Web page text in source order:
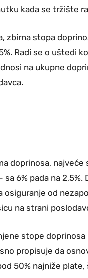
kada se tržište
zbirna stopa
Radi se o uštedi
na ukupne
doprinosa,
sa 6% pada na
osiguranje od
na strani
stope
propisuje da
50% najniže